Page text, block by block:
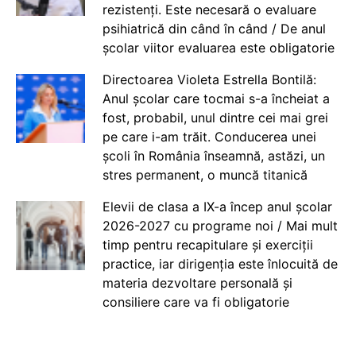
rezistenți. Este necesară o evaluare
psihiatrică din când în când / De anul
școlar viitor evaluarea este obligatorie
Directoarea Violeta Estrella Bontilă:
Anul școlar care tocmai s-a încheiat a
fost, probabil, unul dintre cei mai grei
pe care i-am trăit. Conducerea unei
școli în România înseamnă, astăzi, un
stres permanent, o muncă titanică
Elevii de clasa a IX-a încep anul școlar
2026-2027 cu programe noi / Mai mult
timp pentru recapitulare și exerciții
practice, iar dirigenția este înlocuită de
materia dezvoltare personală și
consiliere care va fi obligatorie